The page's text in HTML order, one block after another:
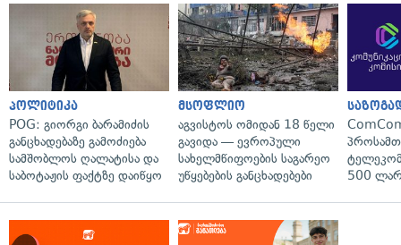
პოლიტიკა
POG: გიორგი ბარამიძის
განცხადებაზე გამოძიება
სამშობლოს ღალატისა და
საბოტაჟის ფაქტზე დაიწყო
მსოფლიო
აგვისტოს ომიდან 18 წელი
გავიდა — ევროპული
სახელმწიფოების საგარეო
უწყებების განცხადებები
500